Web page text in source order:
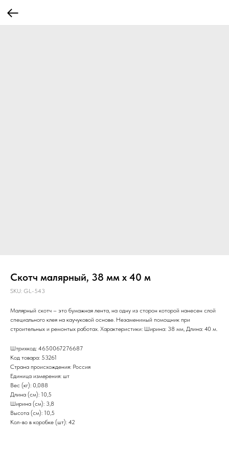
Скотч малярный, 38 мм х 40 м
SKU: GL-543
Малярный скотч – это бумажная лента, на одну из сторон которой нанесен слой
специального клея на каучуковой основе. Незаменимый помощник при
строительных и ремонтых работах. Характеристики: Ширина: 38 мм, Длина: 40 м.
Штрихкод: 4650067276687
Код товара: 53261
Страна происхождения: Россия
Единица измерения: шт
Вес (кг): 0,088
Длина (см): 10,5
Ширина (см): 3,8
Высота (см): 10,5
Кол-во в коробке (шт): 42